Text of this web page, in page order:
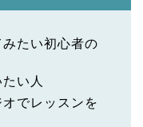
たい初心者の
い人
でレッスンを